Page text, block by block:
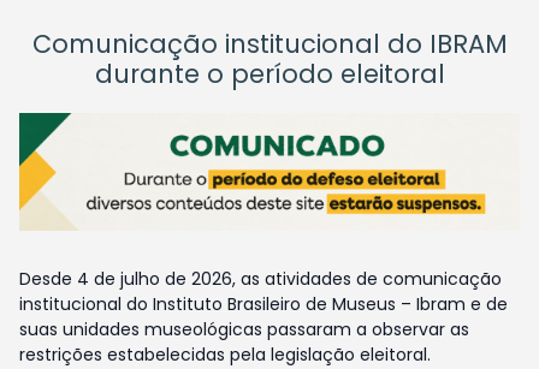
Comunicação institucional do IBRAM
durante o período eleitoral
Desde 4 de julho de 2026, as atividades de comunicação
institucional do Instituto Brasileiro de Museus – Ibram e de
suas unidades museológicas passaram a observar as
restrições estabelecidas pela legislação eleitoral.